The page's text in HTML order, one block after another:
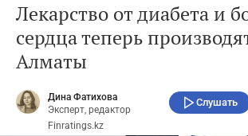
Лекарство от диабета и
сердца теперь
Алматы
Дина Фатихова
Эксперт, редактор
Finratings.kz
Слушать